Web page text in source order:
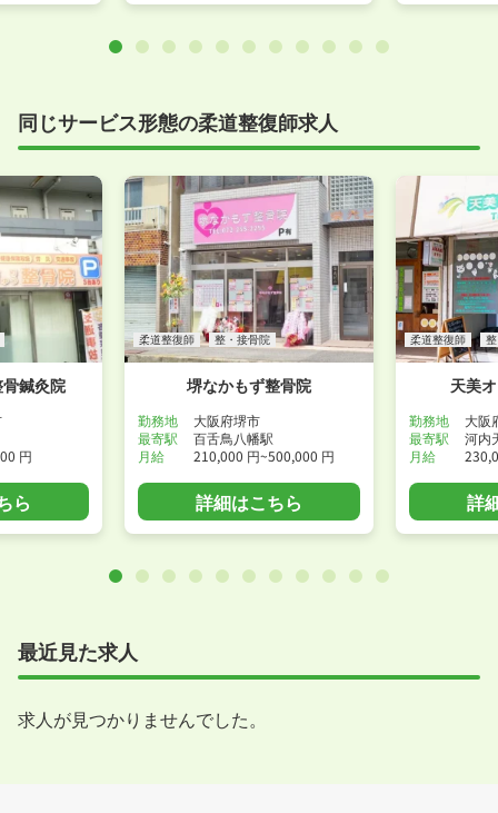
同じサービス形態の柔道整復師求人
鍼灸院
円
ら
柔道整復師 整・接骨院
堺なかもず整骨院
勤務地
大阪府堺市
最寄駅
百舌鳥八幡駅
月給
210,000 円~500,000 円
詳細はこちら
柔道整復師
天美
勤務地
大阪
最寄駅
河内
月給
詳
最近見た求人
求人が見つかりませんでした。